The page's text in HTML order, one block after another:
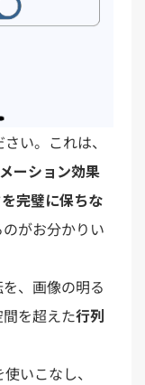
い。これは、
ーション効果
完璧に保ちな
がお分かりい
、画像の明る
を超えた行列
使いこなし、